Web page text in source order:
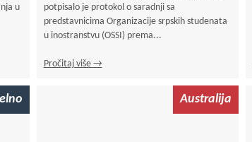
u
potpisalo je protokol o saradnji sa
predstavnicima Organizacije srpskih studenata
u inostranstvu (OSSI) prema...
Pročitaj više →
Australija